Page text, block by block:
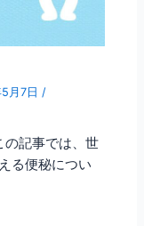
月7日 /
の記事では、世
る便秘につい